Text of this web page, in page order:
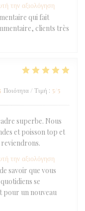
την αξιολόγηση
qui fait
clients très
Ποιότητα / Τιμή : 5/5
superbe. Nous
et poisson top et
την αξιολόγηση
savoir que vous
se
pour un nouveau